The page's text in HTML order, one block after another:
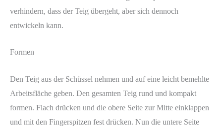
verhindern, dass der Teig übergeht, aber sich dennoch
entwickeln kann.
Formen
Den Teig aus der Schüssel nehmen und auf eine leicht bemehlte
Arbeitsfläche geben. Den gesamten Teig rund und kompakt
formen. Flach drücken und die obere Seite zur Mitte einklappen
und mit den Fingerspitzen fest drücken. Nun die untere Seite